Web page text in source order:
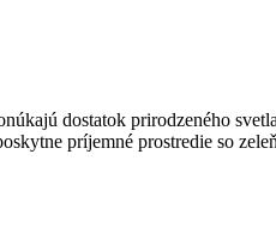
dostatok prirodzeného
príjemné prostredie so